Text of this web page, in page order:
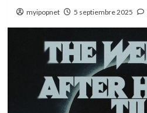
myipopnet 5 septiembre 2025